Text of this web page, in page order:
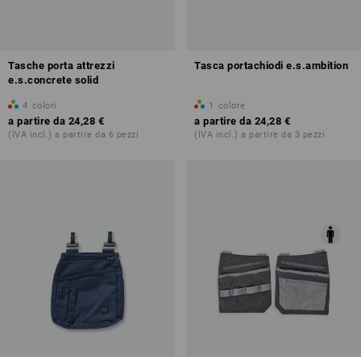
Tasche porta attrezzi
e.s.concrete solid
4 colori
a partire da 24,28 €
(IVA incl.) a partire da 6 pezzi
Tasca portachiodi e.s.ambition
1 colore
a partire da 24,28 €
(IVA incl.) a partire da 3 pezzi